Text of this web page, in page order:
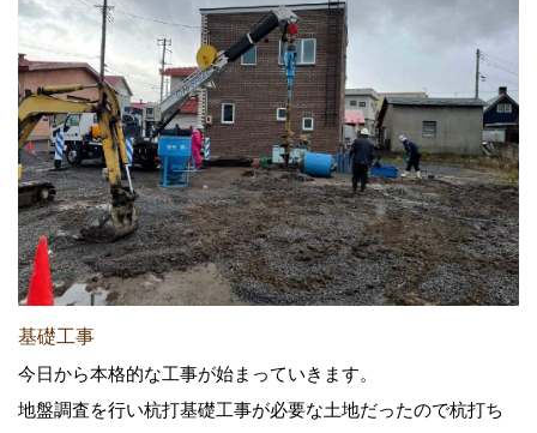
基礎工事
今日から本格的な工事が始まっていきます。
地盤調査を行い杭打基礎工事が必要な土地だったので杭打ち